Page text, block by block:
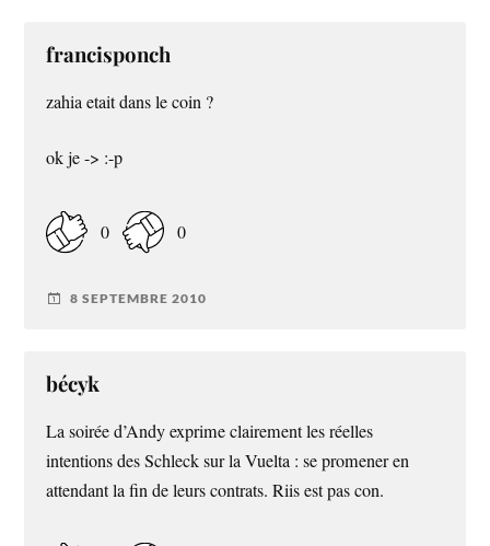
francisponch
zahia etait dans le coin ?
ok je -> :-p
0 0
8 SEPTEMBRE 2010
bécyk
La soirée d’Andy exprime clairement les réelles
intentions des Schleck sur la Vuelta : se promener en
attendant la fin de leurs contrats. Riis est pas con.